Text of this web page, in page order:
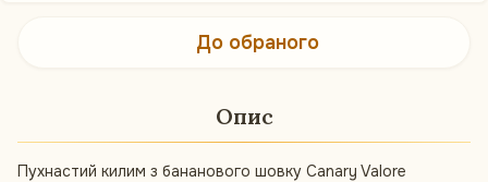
До обраного
Опис
Пухнастий килим з бананового шовку Canary Valore